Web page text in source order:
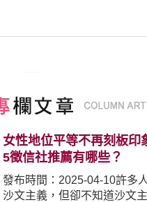
女性地位平等不再刻板印
5徵信社推薦有哪些？
發布時間：2025-04-10許多
沙文主義，但卻不知道沙文